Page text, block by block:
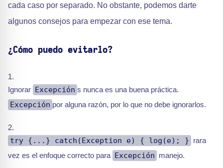
cada caso por separado. No obstante, podemos darte
algunos consejos para empezar con ese tema.
¿Cómo puedo evitarlo?
Ignorar Excepción s nunca es una buena práctica.
Excepción por alguna razón, por lo que no debe ignorarlos.
try {...} catch(Exception e) { log(e); } rara
vez es el enfoque correcto para Excepción manejo.